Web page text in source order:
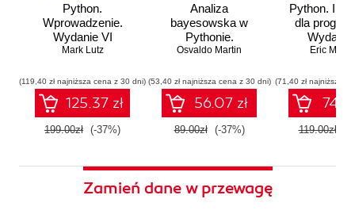
Python.
Wprowadzenie.
Wydanie VI
Mark Lutz
(119,40 zł najniższa cena z 30 dni)
125.37 zł
199.00zł (-37%)
Analiza
bayesowska w
Pythonie.
Praktyczny
modelowaniu
probabilistycznym.
Wydanie III
Osvaldo Martin
(53,40 zł najniższa cena z 30 dni)
56.07 zł
89.00zł (-37%)
Python.
dla
Wydanie
Eric
(71,40 zł najniższa
119.00zł
Zamień dane w przewagę